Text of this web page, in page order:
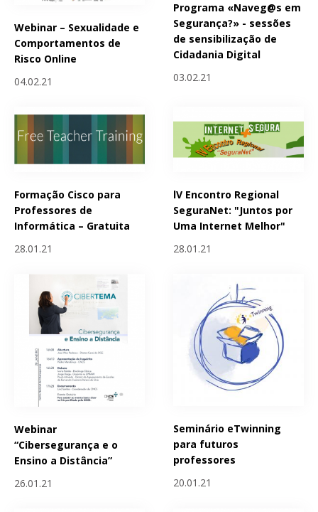
Webinar – Sexualidade e
Comportamentos de
Risco Online
04.02.21
Programa «Naveg@s em
Segurança?» - sessões
de sensibilização de
Cidadania Digital
03.02.21
Formação Cisco para
Professores de
Informática – Gratuita
28.01.21
lV Encontro Regional
SeguraNet: "Juntos por
Uma Internet Melhor"
28.01.21
Webinar
“Cibersegurança e o
Ensino a Distância”
26.01.21
Seminário eTwinning
para futuros
professores
20.01.21